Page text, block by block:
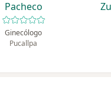
Pacheco
Ginecólogo
Pucallpa